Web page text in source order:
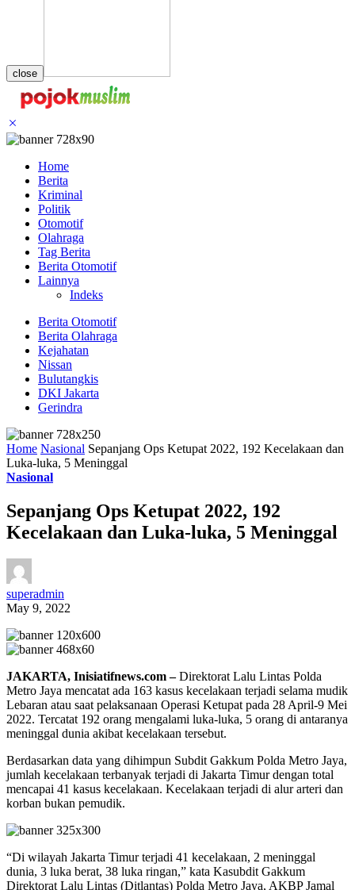
close
Home
Berita
Kriminal
Politik
Otomotif
Olahraga
Tag Berita
Berita Otomotif
Lainnya
Indeks
Berita Otomotif
Berita Olahraga
Kejahatan
Nissan
Bulutangkis
DKI Jakarta
Gerindra
Home Nasional Sepanjang Ops Ketupat 2022, 192 Kecelakaan dan
Luka-luka, 5 Meninggal
Nasional
Sepanjang Ops Ketupat 2022, 192
Kecelakaan dan Luka-luka, 5 Meninggal
superadmin
May 9, 2022
JAKARTA, Inisiatifnews.com –Direktorat Lalu Lintas Polda
Metro Jaya mencatat ada 163 kasus kecelakaan terjadi selama mudik
Lebaran atau saat pelaksanaan Operasi Ketupat pada 28 April-9 Mei
2022. Tercatat 192 orang mengalami luka-luka, 5 orang di antaranya
meninggal dunia akibat kecelakaan tersebut.
Berdasarkan data yang dihimpun Subdit Gakkum Polda Metro Jaya,
jumlah kecelakaan terbanyak terjadi di Jakarta Timur dengan total
mencapai 41 kasus kecelakaan. Kecelakaan terjadi di alur arteri dan
korban bukan pemudik.
“Di wilayah Jakarta Timur terjadi 41 kecelakaan, 2 meninggal
dunia, 3 luka berat, 38 luka ringan,” kata Kasubdit Gakkum
Direktorat Lalu Lintas (Ditlantas) Polda Metro Jaya, AKBP Jamal